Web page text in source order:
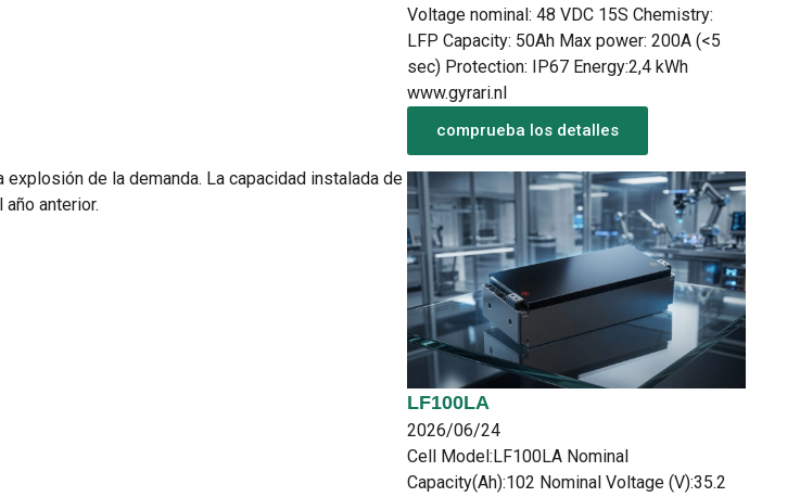
de la demanda. La capacidad instalada de
anterior.
Voltage nominal: 48 VDC 15S Chemistry:
LFP Capacity: 50Ah Max power: 200A (<5
sec) Protection: IP67 Energy:2,4 kWh
www.gyrari.nl
comprueba los detalles
LF100LA
2026/06/24
Cell Model:LF100LA Nominal
Capacity(Ah):102 Nominal Voltage (V):35.2